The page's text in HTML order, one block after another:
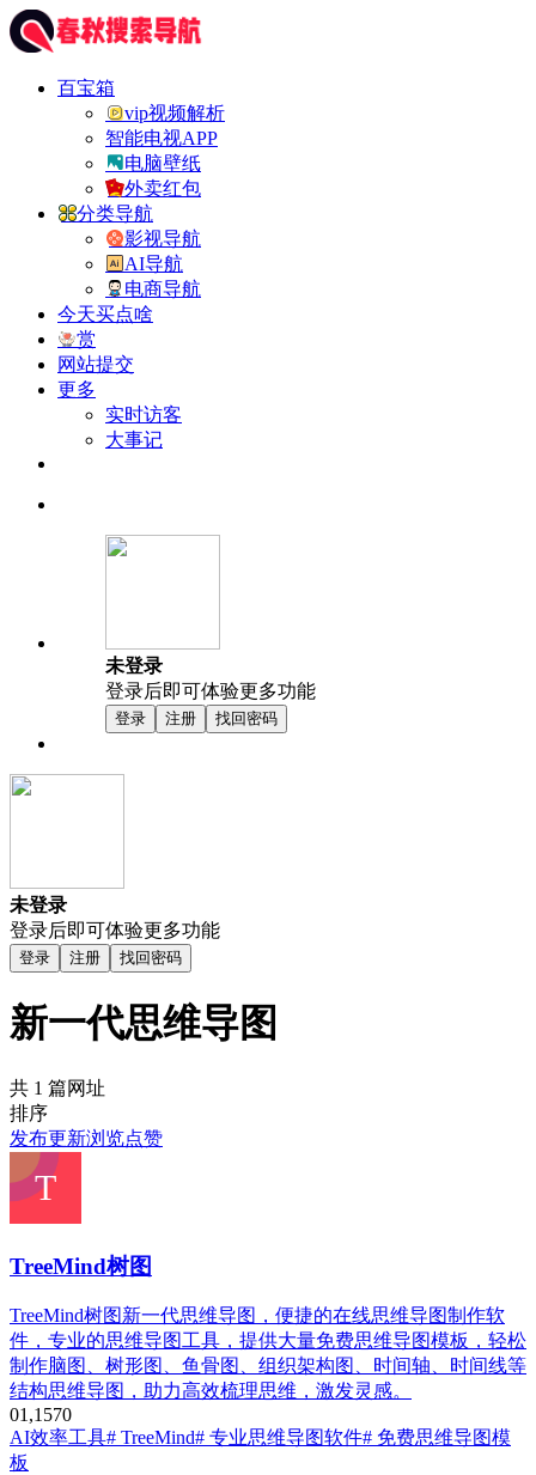
百宝箱
vip视频解析
智能电视APP
电脑壁纸
外卖红包
分类导航
影视导航
AI导航
电商导航
今天买点啥
赏
网站提交
更多
实时访客
大事记
未登录
登录后即可体验更多功能
登录 注册 找回密码
未登录
登录后即可体验更多功能
登录 注册 找回密码
新一代思维导图
共 1 篇网址
排序
发布更新浏览点赞
TreeMind树图
TreeMind树图新一代思维导图，便捷的在线思维导图制作软
件，专业的思维导图工具，提供大量免费思维导图模板，轻松
制作脑图、树形图、鱼骨图、组织架构图、时间轴、时间线等
结构思维导图，助力高效梳理思维，激发灵感。
01,1570
AI效率工具# TreeMind# 专业思维导图软件# 免费思维导图模
板